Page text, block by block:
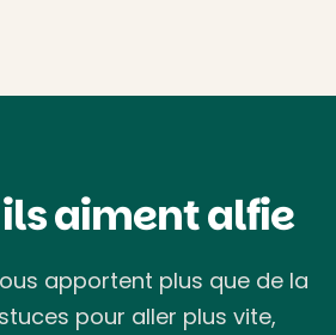
aiment alfie
apportent plus que de la
pour aller plus vite,